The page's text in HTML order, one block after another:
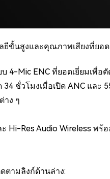
ยีขั้นสูงและคุณภาพเสียงที่ยอด
4-Mic ENC ที่ยอดเยี่ยมเพื่
ชั่วโมงเมื่อเปิด ANC และ
าง ๆ
Res Audio Wireless พร้อ
ตามลิงก์ด้านล่าง: